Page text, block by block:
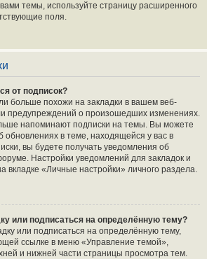
темы, используйте страницу расширенного
поля.
от подписок?
больше похожи на закладки в вашем веб-
предупреждений о произошедших изменениях.
напоминают подписки на темы. Вы можете
обновлениях в теме, находящейся у вас в
вы будете получать уведомления об
Настройки уведомлений для закладок и
вкладке «Личные настройки» личного раздела.
или подписаться на определённую тему?
или подписаться на определённую тему,
ссылке в меню «Управление темой»,
и нижней части страницы просмотра тем.